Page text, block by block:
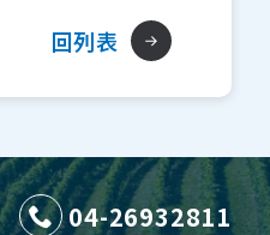
回列表
04-26932811